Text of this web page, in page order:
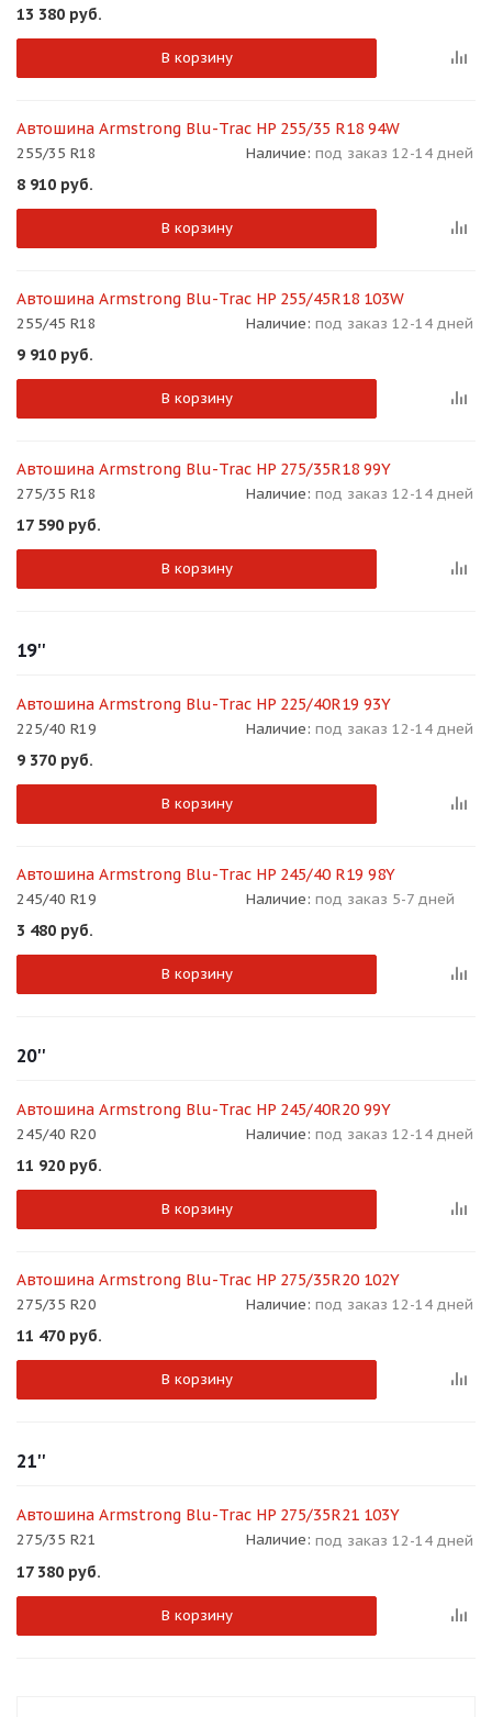
13 380 руб.
В корзину
Автошина Armstrong Blu-Trac HP 255/35 R18 94W
255/35 R18 Наличие: под заказ 12-14 дней
8 910 руб.
В корзину
Автошина Armstrong Blu-Trac HP 255/45R18 103W
255/45 R18 Наличие: под заказ 12-14 дней
9 910 руб.
В корзину
Автошина Armstrong Blu-Trac HP 275/35R18 99Y
275/35 R18 Наличие: под заказ 12-14 дней
17 590 руб.
В корзину
19''
Автошина Armstrong Blu-Trac HP 225/40R19 93Y
225/40 R19 Наличие: под заказ 12-14 дней
9 370 руб.
В корзину
Автошина Armstrong Blu-Trac HP 245/40 R19 98Y
245/40 R19 Наличие: под заказ 5-7 дней
3 480 руб.
В корзину
20''
Автошина Armstrong Blu-Trac HP 245/40R20 99Y
245/40 R20 Наличие: под заказ 12-14 дней
11 920 руб.
В корзину
Автошина Armstrong Blu-Trac HP 275/35R20 102Y
275/35 R20 Наличие: под заказ 12-14 дней
11 470 руб.
В корзину
21''
Автошина Armstrong Blu-Trac HP 275/35R21 103Y
275/35 R21 Наличие: под заказ 12-14 дней
17 380 руб.
В корзину